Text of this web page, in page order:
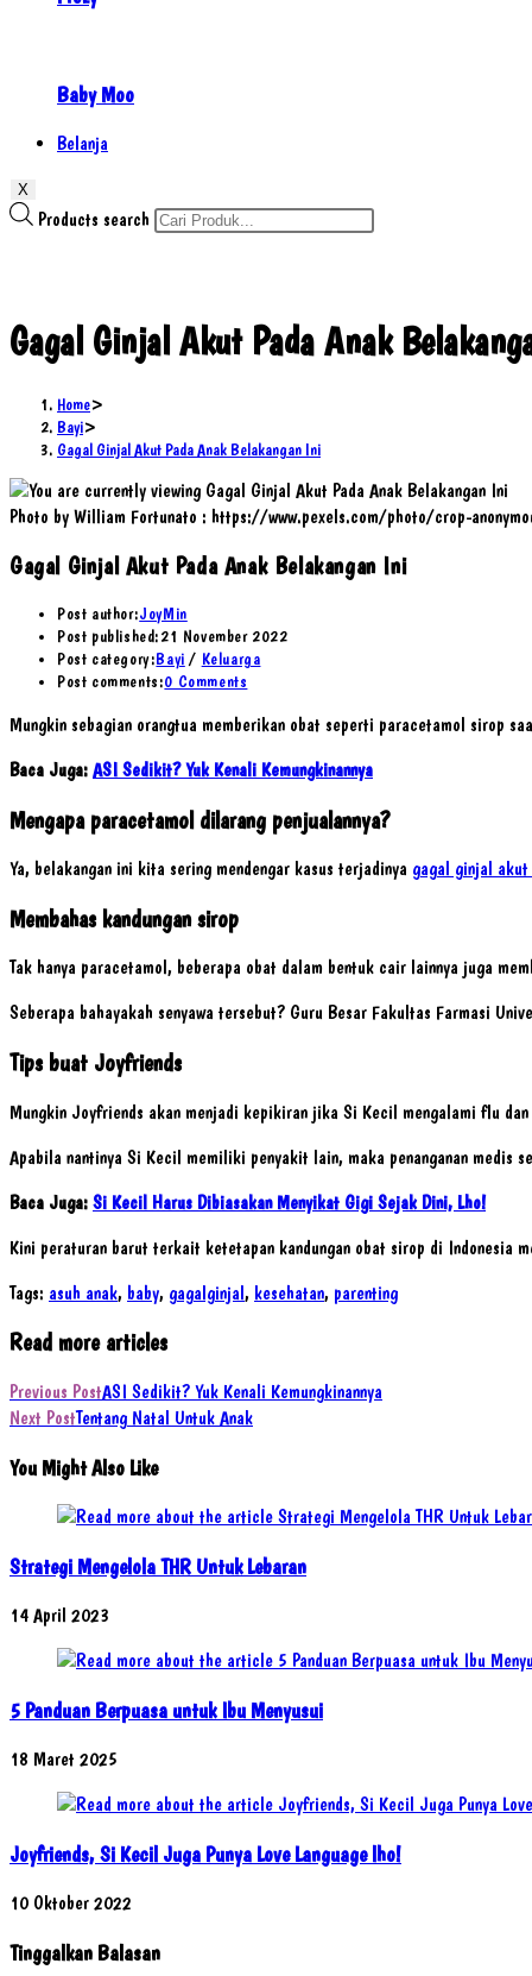
Baby Moo
Belanja
X
Products search
Gagal Ginjal Akut Pada Anak
Home>
Bayi>
Gagal Ginjal Akut Pada Anak Belakangan Ini
Photo by William Fortunato : https://www.pexels.com/photo/crop-
Gagal Ginjal Akut Pada Anak Belakangan Ini
Post author:JoyMin
Post published:21 November 2022
Post category:Bayi / Keluarga
Post comments:0 Comments
Mungkin sebagian orangtua memberikan obat seperti paracetamol sirop
Baca Juga: ASI Sedikit? Yuk Kenali Kemungkinannya
Mengapa paracetamol dilarang penjualannya?
Ya, belakangan ini kita sering mendengar kasus terjadinya gagal ginjal akut
Membahas kandungan sirop
Tak hanya paracetamol, beberapa obat dalam bentuk cair lainnya juga
Seberapa bahayakah senyawa tersebut? Guru Besar Fakultas Farmasi
Tips buat Joyfriends
Mungkin Joyfriends akan menjadi kepikiran jika Si Kecil mengalami flu
Apabila nantinya Si Kecil memiliki penyakit lain, maka penanganan medis
Baca Juga: Si Kecil Harus Dibiasakan Menyikat Gigi Sejak Dini, Lho!
Kini peraturan barut terkait ketetapan kandungan obat sirop di Indonesia
Tags: asuh anak, baby, gagalginjal, kesehatan, parenting
Read more articles
Previous PostASI Sedikit? Yuk Kenali Kemungkinannya
Next PostTentang Natal Untuk Anak
You Might Also Like
Strategi Mengelola THR Untuk Lebaran
14 April 2023
5 Panduan Berpuasa untuk Ibu Menyusui
18 Maret 2025
Joyfriends, Si Kecil Juga Punya Love Language lho!
10 Oktober 2022
Tinggalkan Balasan